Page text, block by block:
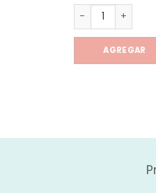
cantidad Vaso Starbuck
AGREGAR